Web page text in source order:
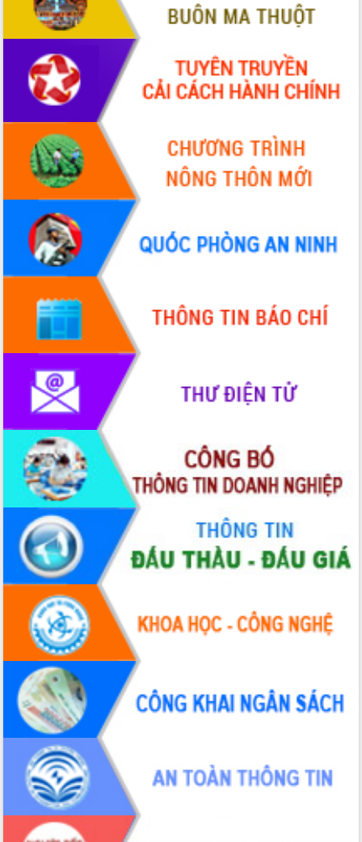
thông nguồn lực phát triển
Nâng cao hiệu lực, hiệu quả HĐND
tỉnh thông qua hiện đại hóa hành chính
Xã Ea Phê gắn cải cách hành chính với
chuyển đổi số
Phó Chủ tịch Thường trực UBND tỉnh
Hồ Thị Nguyên Thảo làm việc tại Trung
tâm Phục vụ hành chính công xã Ea
Phê
Xây dựng nền hành chính số đồng
hành cùng nông dân dân, doanh nghiệp
Giai đoạn 2026-2030, Đắk Lắk phấn
đấu có 77% xã đạt chuẩn nông thôn
mới
Chuyển đổi số 'mở đường' cho nông
nghiệp Đắk Lắk tăng trưởng bứt phá
Triển khai đồng bộ đo đạc, lập hồ sơ
địa chính, hoàn thiện cơ sở dữ liệu đất
Ứng dụng sinh trắc học - Bước tiến
trong hành trình chuyển đổi số tại Đắk
Đắk Lắk nâng cao hiệu quả công tác
Đảng từ Sổ tay đảng viên điện tử
Đắk Lắk đẩy mạnh nuôi biển công
nghệ, hướng tới phát triển thủy sản
bền vững
Tập huấn nâng cao năng lực triển khai
chuyển đổi số cho cán bộ, công chức
cấp xã
Đắk Lắk phát động hưởng ứng Ngày
Quyền của người tiêu dùng Việt Nam
2026
Đẩy mạnh cải cách hành chính, quyết
tâm đạt được mục tiêu tăng trưởng
hai con số trong năm 2026
Tổ chức trang trọng Lễ hội Đền thờ
Lương Văn Chánh năm 2026
Phó Bí thư Tỉnh ủy Đắk Lắk Đỗ Hữu
Huy giữ chức Bí thư Đảng ủy Ủy Ban
Nhân dân tỉnh
Bệnh án điện tử thúc đẩy chuyển đổi
số y tế tại Đắk Lắk
Chuyển đổi số thư viện: Mở rộng
không gian tri thức trong thời đại số
Đánh giá, rút kinh nghiệm công tác tổ
chức diễn tập trước ngày bầu cử